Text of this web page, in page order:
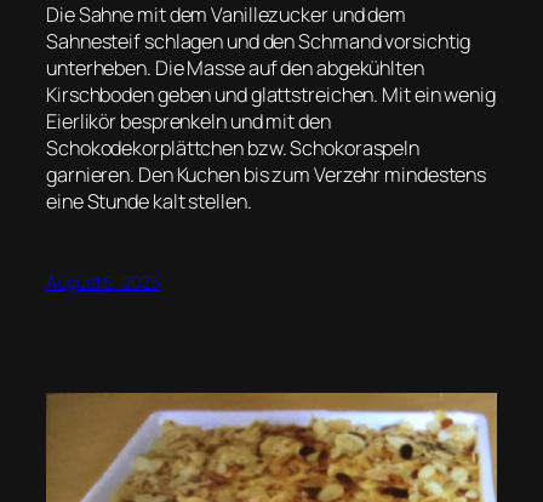
Die Sahne mit dem Vanillezucker und dem
Sahnesteif schlagen und den Schmand vorsichtig
unterheben. Die Masse auf den abgekühlten
Kirschboden geben und glattstreichen. Mit ein wenig
Eierlikör besprenkeln und mit den
Schokodekorplättchen bzw. Schokoraspeln
garnieren. Den Kuchen bis zum Verzehr mindestens
eine Stunde kalt stellen.
August 5, 2025